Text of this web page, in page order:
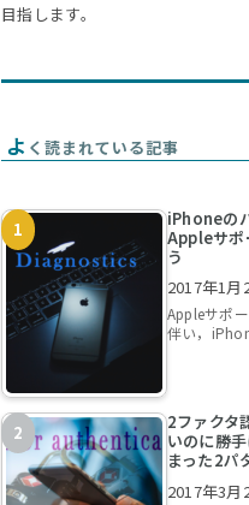
目指します。
よ く読まれている記事
iPhoneの
Appleサポ
う
2017年1月
Appleサポ
伴い，
2ファクタ
いのに勝
まった2パ
2017年3月